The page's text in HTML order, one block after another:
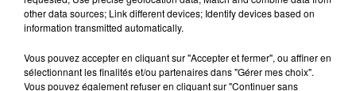
[Happy Beur] Cheb Momo - Ndamt 3lik
(live)
other data sources; Link different devices; Identify devices based on
information transmitted automatically.
Vous pouvez accepter en cliquant sur "Accepter et fermer", ou affiner en
sélectionnant les finalités et/ou partenaires dans "Gérer mes choix".
Vous pouvez également refuser en cliquant sur "Continuer sans